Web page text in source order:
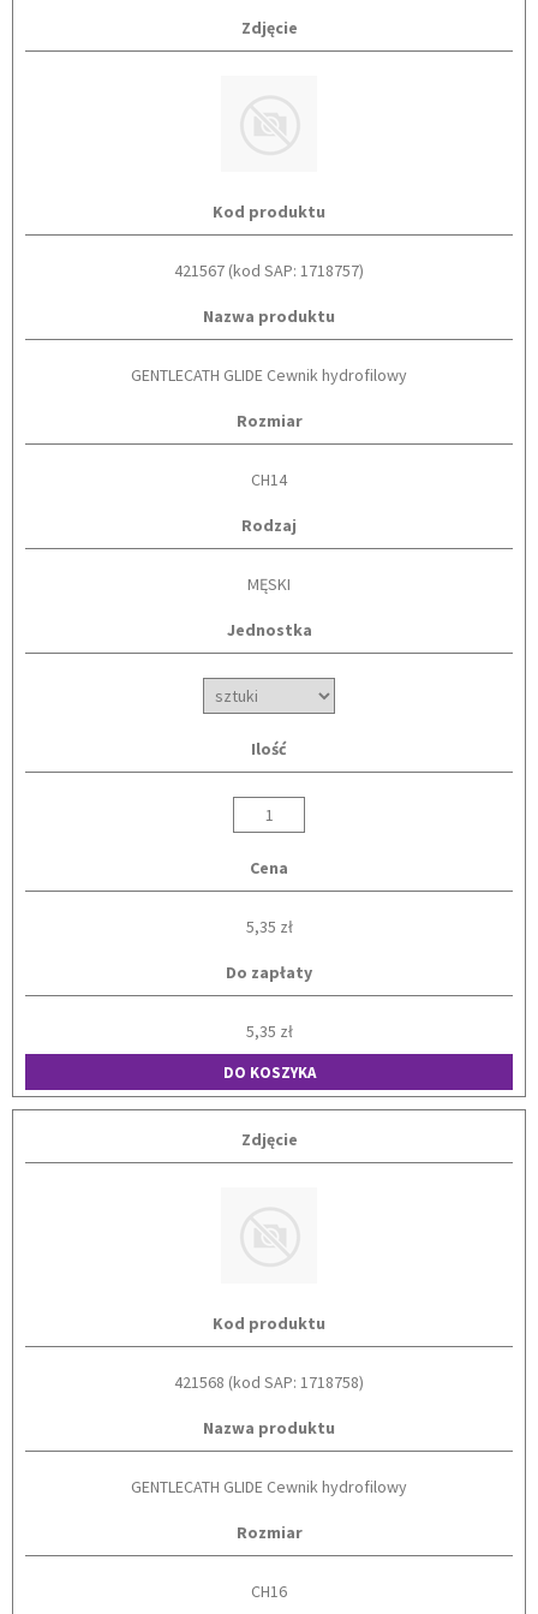
Zdjęcie
Kod produktu
421567 (kod SAP: 1718757)
Nazwa produktu
GENTLECATH GLIDE Cewnik hydrofilowy
Rozmiar
CH14
Rodzaj
MĘSKI
Jednostka
Ilość
Cena
5,35 zł
Do zapłaty
5,35 zł
DO KOSZYKA
Zdjęcie
Kod produktu
421568 (kod SAP: 1718758)
Nazwa produktu
GENTLECATH GLIDE Cewnik hydrofilowy
Rozmiar
CH16